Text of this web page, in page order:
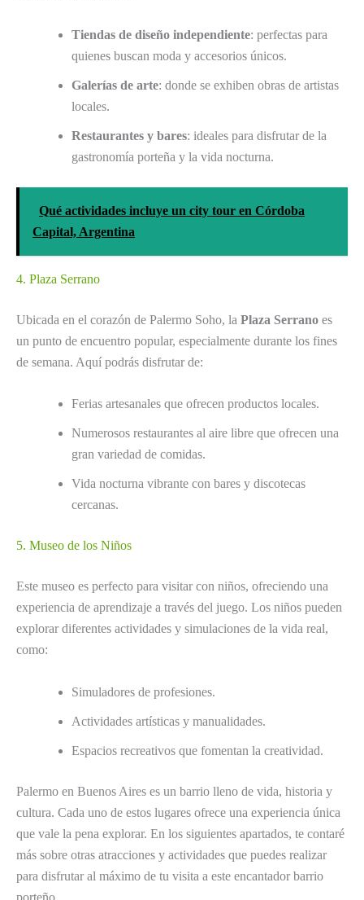
Tiendas de diseño independiente: perfectas para
quienes buscan moda y accesorios únicos.
Galerías de arte: donde se exhiben obras de artistas
locales.
Restaurantes y bares: ideales para disfrutar de la
gastronomía porteña y la vida nocturna.
Qué actividades incluye un city tour en Córdoba
Capital, Argentina
4. Plaza Serrano
Ubicada en el corazón de Palermo Soho, la Plaza Serrano es
un punto de encuentro popular, especialmente durante los fines
de semana. Aquí podrás disfrutar de:
Ferias artesanales que ofrecen productos locales.
Numerosos restaurantes al aire libre que ofrecen una
gran variedad de comidas.
Vida nocturna vibrante con bares y discotecas
cercanas.
5. Museo de los Niños
Este museo es perfecto para visitar con niños, ofreciendo una
experiencia de aprendizaje a través del juego. Los niños pueden
explorar diferentes actividades y simulaciones de la vida real,
como:
Simuladores de profesiones.
Actividades artísticas y manualidades.
Espacios recreativos que fomentan la creatividad.
Palermo en Buenos Aires es un barrio lleno de vida, historia y
cultura. Cada uno de estos lugares ofrece una experiencia única
que vale la pena explorar. En los siguientes apartados, te contaré
más sobre otras atracciones y actividades que puedes realizar
para disfrutar al máximo de tu visita a este encantador barrio
porteño.